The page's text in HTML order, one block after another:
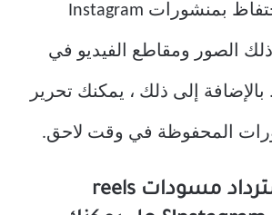
، يمكنك أيضًا الاحتفاظ بمنشورات Instagram
ذلك الصور ومقاطع الفيديو في
إلى ذلك ، يمكنك تحرير
المحفوظة في وقت لاحق.
هل يمكنك استرداد مسودات reels